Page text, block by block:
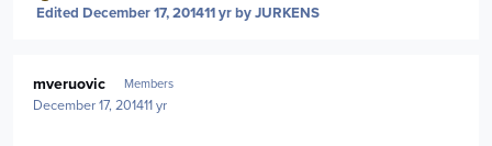
Edited December 17, 201411 yrby JURKENS
mveruovic Members
December 17, 201411 yr